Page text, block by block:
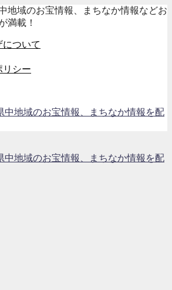
地域のお宝情報、まちなか情報などお
満載！
について
リシー